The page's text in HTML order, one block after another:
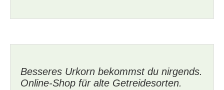
Besseres Urkorn bekommst du nirgends.
Online-Shop für alte Getreidesorten.